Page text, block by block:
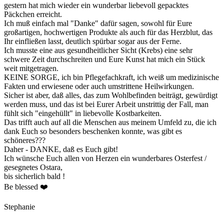
gestern hat mich wieder ein wunderbar liebevoll gepacktes
Päckchen erreicht.
Ich muß einfach mal "Danke" dafür sagen, sowohl für Eure
großartigen, hochwertigen Produkte als auch für das Herzblut, das
Ihr einfließen lasst, deutlich spürbar sogar aus der Ferne.
Ich musste eine aus gesundheitlicher Sicht (Krebs) eine sehr
schwere Zeit durchschreiten und Eure Kunst hat mich ein Stück
weit mitgetragen.
KEINE SORGE, ich bin Pflegefachkraft, ich weiß um medizinische
Fakten und erwiesene oder auch umstrittene Heilwirkungen.
Sicher ist aber, daß alles, das zum Wohlbefinden beiträgt, gewürdigt
werden muss, und das ist bei Eurer Arbeit unstrittig der Fall, man
fühlt sich "eingehüllt" in liebevolle Kostbarkeiten.
Das trifft auch auf all die Menschen aus meinem Umfeld zu, die ich
dank Euch so besonders beschenken konnte, was gibt es
schöneres???
Daher - DANKE, daß es Euch gibt!
Ich wünsche Euch allen von Herzen ein wunderbares Osterfest /
gesegnetes Ostara,
bis sicherlich bald !
Be blessed ❤️
Stephanie